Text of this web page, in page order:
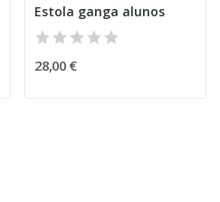
Estola ganga alunos
28,00 €